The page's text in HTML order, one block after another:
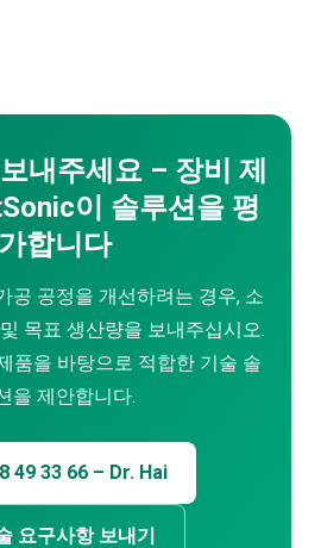
내주세요 – 장비 제
이 솔루션을 평
가합니다
공 공정을 개선하려는 경우, 소
목표 생산량을 보내주십시오.
품을 바탕으로 적합한 기술 솔
을 제안합니다.
49 33 66 – Dr. Hai
요구사항 보내기